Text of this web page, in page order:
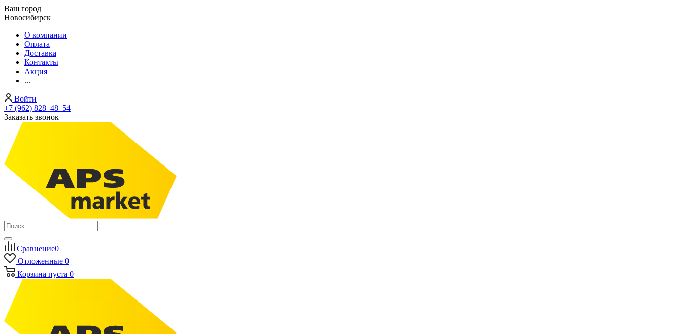
Ваш город
Новосибирск
О компании
Оплата
Доставка
Контакты
Акция
...
Войти
+7 (962) 828‒48‒54
Заказать звонок
Сравнение0
Отложенные 0
Корзина пуста 0